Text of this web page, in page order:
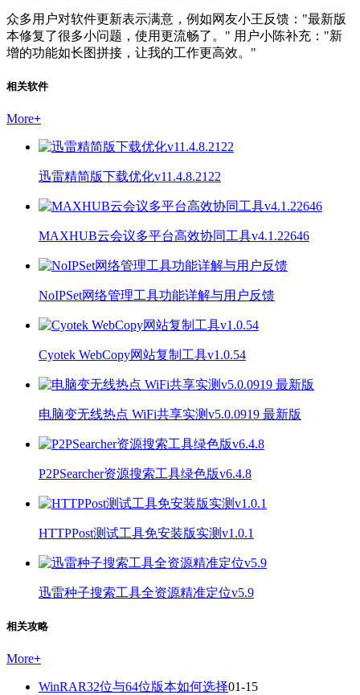
众多用户对软件更新表示满意，例如网友小王反馈："最新版
本修复了很多小问题，使用更流畅了。" 用户小陈补充："新
增的功能如长图拼接，让我的工作更高效。"
相关软件
More+
迅雷精简版下载优化v11.4.8.2122
MAXHUB云会议多平台高效协同工具v4.1.22646
NoIPSet网络管理工具功能详解与用户反馈
Cyotek WebCopy网站复制工具v1.0.54
电脑变无线热点 WiFi共享实测v5.0.0919 最新版
P2PSearcher资源搜索工具绿色版v6.4.8
HTTPPost测试工具免安装版实测v1.0.1
迅雷种子搜索工具全资源精准定位v5.9
相关攻略
More+
WinRAR32位与64位版本如何选择01-15